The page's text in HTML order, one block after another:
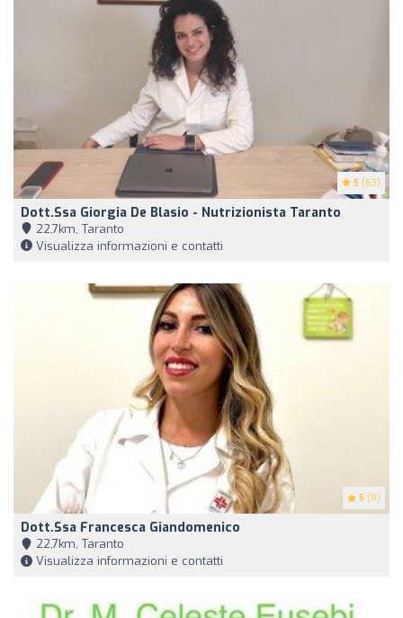
5 (63)
Dott.ssa Giorgia De Blasio - Nutrizionista Taranto
22,7km, Taranto
Visualizza informazioni e contatti
5 (9)
Dott.ssa Francesca Giandomenico
22,7km, Taranto
Visualizza informazioni e contatti